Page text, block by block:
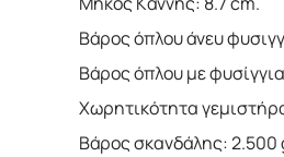
Βάρος όπλου άνευ
Βάρος όπλου με
Χωρητικότητα
Βάρος σκανδάλης: 2.500